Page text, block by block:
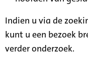
Indien u via de
kunt u een bezoek
verder onderzoek.